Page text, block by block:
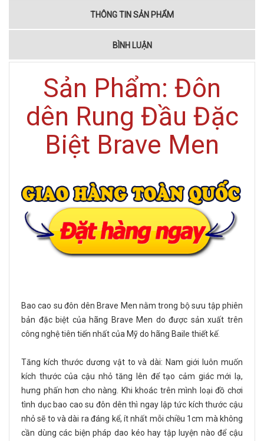
THÔNG TIN SẢN PHẨM
BÌNH LUẬN
Sản Phẩm: Đôn
dên Rung Đầu Đặc
Biệt Brave Men
Bao cao su đôn dên Brave Men nằm trong bộ sưu tập phiên
bản đặc biệt của hãng Brave Men do được sản xuất trên
công nghệ tiên tiến nhất của Mỹ do hãng Baile thiết kế.
Tăng kích thước dương vật to và dài: Nam giới luôn muốn
kích thước của cậu nhỏ tăng lên để tạo cảm giác mới lạ,
hưng phấn hơn cho nàng. Khi khoác trên mình loại đồ chơi
tình dục bao cao su đôn dên thì ngay lập tức kích thước cậu
nhỏ sẽ to và dài ra đáng kể, ít nhất mỗi chiều 1cm mà không
cần dùng các biện pháp dao kéo hay tập luyện nào để cậu